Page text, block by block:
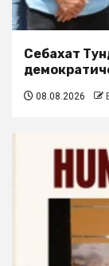
Себахат
08.08.2026